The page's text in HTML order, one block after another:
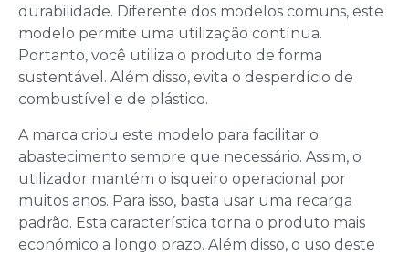
durabilidade. Diferente dos modelos comuns, este
modelo permite uma utilização contínua.
Portanto, você utiliza o produto de forma
sustentável. Além disso, evita o desperdício de
combustível e de plástico.
A marca criou este modelo para facilitar o
abastecimento sempre que necessário. Assim, o
utilizador mantém o isqueiro operacional por
muitos anos. Para isso, basta usar uma recarga
padrão. Esta característica torna o produto mais
económico a longo prazo. Além disso, o uso deste